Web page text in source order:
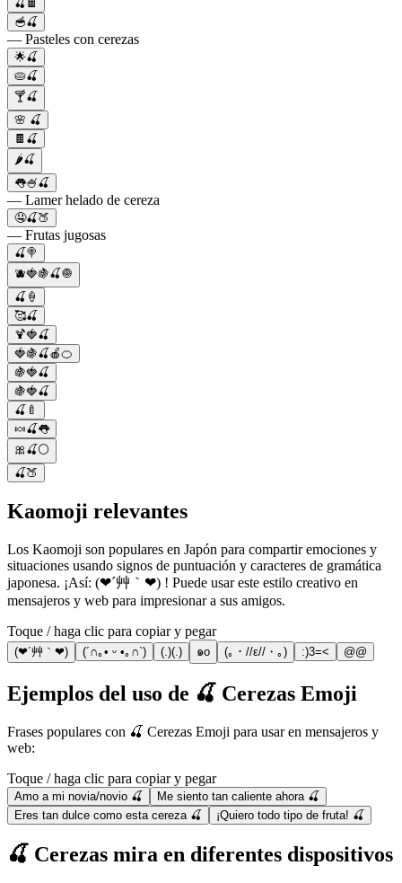
🍒🍫
🥣🍒
— Pasteles con cerezas
🌟🍒
🥧🍒
🍸🍒
🌸 🍒
🍫🍒
🌶️🍒
👅🍧🍒
— Lamer helado de cereza
🤤🍒🍑
— Frutas jugosas
🍒🍭
🫐🍓🍇🍒🧅
🍒🍦
🥰🍒
🍹🍓🍒
🍓🍇🍒🍎🍊
🍇🍓🍒
🍇🍓🍒
🍒🍼
🍬🍒👅
🎀🍒⚪️
🍒🍑
Kaomoji relevantes
Los Kaomoji son populares en Japón para compartir emociones y
situaciones usando signos de puntuación y caracteres de gramática
japonesa. ¡Así: (❤´艸｀❤) ! Puede usar este estilo creativo en
mensajeros y web para impresionar a sus amigos.
Toque / haga clic para copiar y pegar
(❤´艸｀❤) (´∩｡• ᵕ •｡∩`) (.)(.) ๑o (｡・//ε//・｡) :)3=< @@
Ejemplos del uso de 🍒 Cerezas Emoji
Frases populares con 🍒 Cerezas Emoji para usar en mensajeros y
web:
Toque / haga clic para copiar y pegar
Amo a mi novia/novio 🍒
Me siento tan caliente ahora 🍒
Eres tan dulce como esta cereza 🍒
¡Quiero todo tipo de fruta! 🍒
🍒 Cerezas mira en diferentes dispositivos